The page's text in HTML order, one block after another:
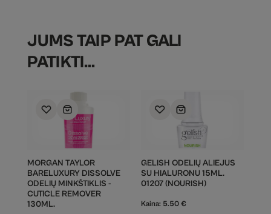
JUMS TAIP PAT GALI
PATIKTI…
MORGAN TAYLOR
BARELUXURY DISSOLVE
ODELIŲ MINKŠTIKLIS -
CUTICLE REMOVER
130ML.
GELISH ODELIŲ ALIEJUS
SU HIALURONU 15ML.
01207 (NOURISH)
Kaina: 5.50 €